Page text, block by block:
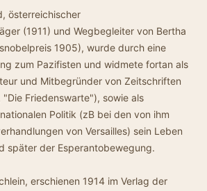
österreichischer
(1911) und Wegbegleiter von Bertha
1905), wurde durch eine
zum Pazifisten und widmete fortan als
und Mitbegründer von Zeitschriften
Friedenswarte"), sowie als
Politik (zB bei den von ihm
von Versailles) sein Leben
später der Esperantobewegung.
erschienen 1914 im Verlag der